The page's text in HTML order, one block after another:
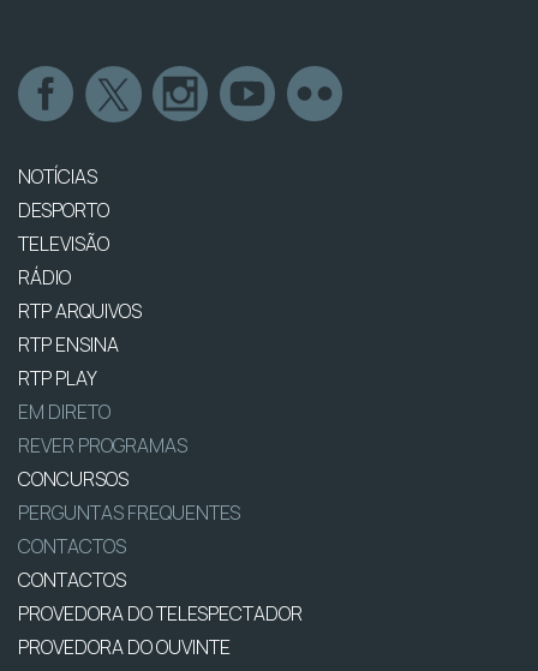
NOTÍCIAS
DESPORTO
TELEVISÃO
RÁDIO
RTP ARQUIVOS
RTP ENSINA
RTP PLAY
EM DIRETO
REVER PROGRAMAS
CONCURSOS
PERGUNTAS FREQUENTES
CONTACTOS
CONTACTOS
PROVEDORA DO TELESPECTADOR
PROVEDORA DO OUVINTE